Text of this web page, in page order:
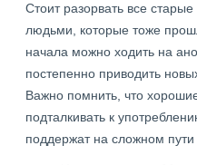
Стоит разорвать все
людьми, которые тоже
начала можно ходить на
постепенно приводить
Важно помнить, что
подталкивать к
поддержат на сложном